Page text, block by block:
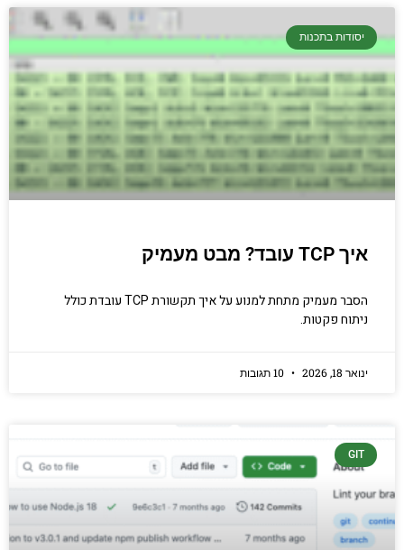
קריפטוגרפיה, ביצועים, אבטחת מידע ומידע
יסודי וחשוב שגם מתכנתים מנוסים לא תמיד
יודעים.
הכנסו עכשיו
יסודות בתכנות
איך TCP עובד? מבט מעמיק
הסבר מעמיק מתחת למנוע על איך תקשורת TCP עובדת כולל
ניתוח פקטות.
ינואר 18, 2026
GIT